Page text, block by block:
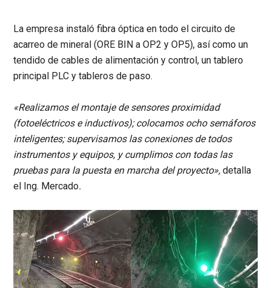
La empresa instaló fibra óptica en todo el circuito de
acarreo de mineral (ORE BIN a OP2 y OP5), así como un
tendido de cables de alimentación y control, un tablero
principal PLC y tableros de paso.
«Realizamos el montaje de sensores proximidad
(fotoeléctricos e inductivos); colocamos ocho semáforos
inteligentes; supervisamos las conexiones de todos
instrumentos y equipos, y cumplimos con todas las
pruebas para la puesta en marcha del proyecto», detalla
el Ing. Mercado.